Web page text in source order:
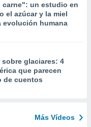
carne": un estudio en
el azúcar y la miel
evolución humana
sobre glaciares: 4
que parecen
de cuentos
Más Vídeos